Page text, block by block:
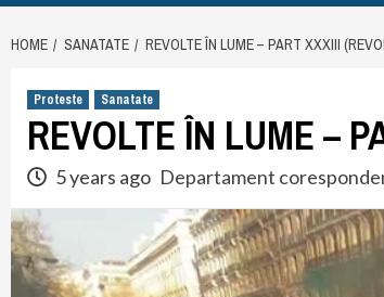
HOME SANATATE REVOLTE ÎN LUME – PART XXXIII
Proteste Sanatate
REVOLTE ÎN LUME –
5 years ago Departament